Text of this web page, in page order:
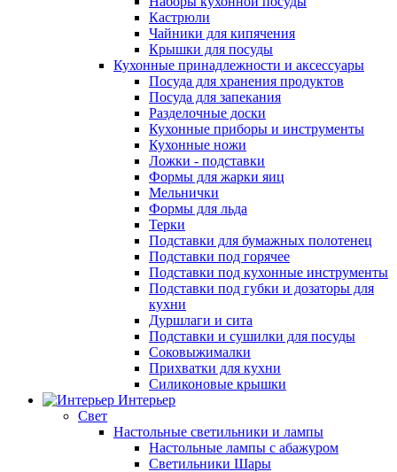
Кастрюли
Чайники для кипячения
Крышки для посуды
Кухонные принадлежности и аксессуары
Посуда для хранения продуктов
Посуда для запекания
Разделочные доски
Кухонные приборы и инструменты
Кухонные ножи
Ложки - подставки
Формы для жарки яиц
Мельнички
Формы для льда
Терки
Подставки для бумажных полотенец
Подставки под горячее
Подставки под кухонные инструменты
Подставки под губки и дозаторы для
кухни
Дуршлаги и сита
Подставки и сушилки для посуды
Соковыжималки
Прихватки для кухни
Силиконовые крышки
Интерьер
Свет
Настольные светильники и лампы
Настольные лампы с абажуром
Светильники Шары